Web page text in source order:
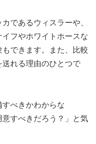
であるウィスラーや、
フやホワイトホースな
できます。また、比較
れる理由のひとつで
べきかわからな
すべきだろう？」と気